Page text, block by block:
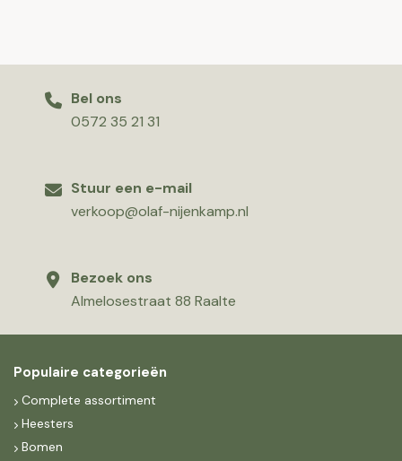
Bel ons
0572 35 21 31
Stuur een e-mail
verkoop@olaf-nijenkamp.nl
Bezoek ons
Almelosestraat 88 Raalte
Populaire categorieën
Complete assortiment
Heesters
Bomen